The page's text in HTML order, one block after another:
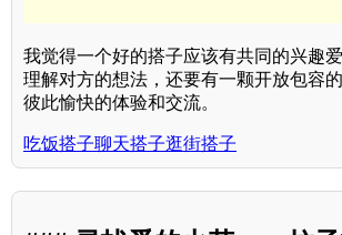
我觉得一个好的搭子应该有共同的兴趣
理解对方的想法，还要有一颗开放包容
彼此愉快的体验和交流。
吃饭搭子聊天搭子逛街搭子